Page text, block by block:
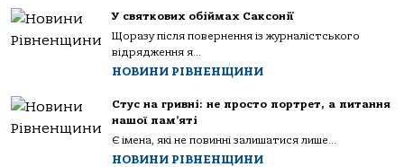
У святкових обіймах Саксонії
Щоразу після повернення із журналістського
відрядження я...
НОВИНИ РІВНЕНЩИНИ
Стус на гривні: не просто портрет, а питання
нашої пам’яті
Є імена, які не повинні залишатися лише...
НОВИНИ РІВНЕНЩИНИ